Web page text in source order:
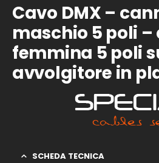
Cavo DMX –
maschio 5 poli
femmina 5 poli
avvolgitore in
SCHEDA TECNICA